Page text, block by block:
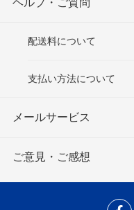
ヘルプ・ご質問
配送料について
支払い方法について
メールサービス
ご意見・ご感想